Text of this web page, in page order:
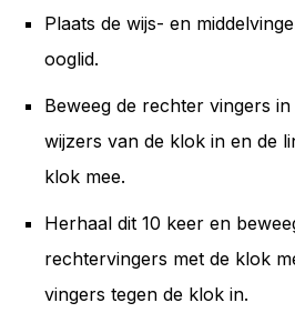
Plaats de wijs- en
ooglid.
Beweeg de rechter vingers
wijzers van de klok in en de
klok mee.
Herhaal dit 10 keer en
rechtervingers met de klok
vingers tegen de klok in.